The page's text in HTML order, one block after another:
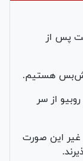
است ظرف ۲۴ ساعت پس از
هستیم.
از سر
این صورت